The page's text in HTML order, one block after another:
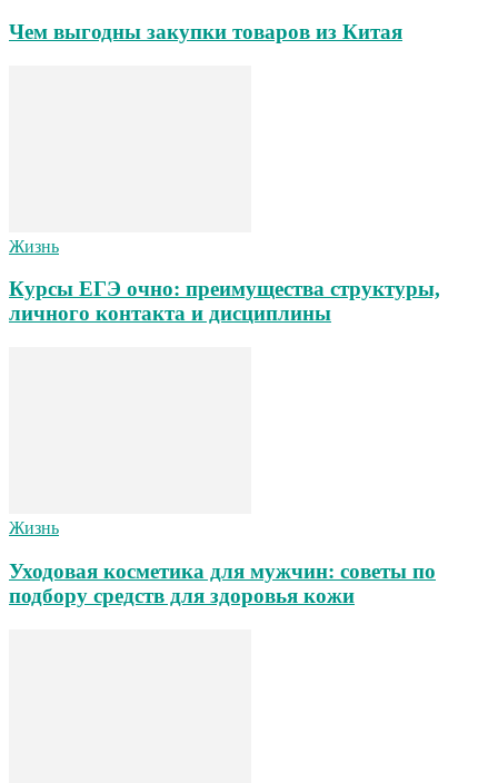
Чем выгодны закупки товаров из Китая
Жизнь
Курсы ЕГЭ очно: преимущества структуры,
личного контакта и дисциплины
Жизнь
Уходовая косметика для мужчин: советы по
подбору средств для здоровья кожи